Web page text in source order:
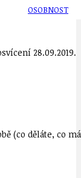
OSOBNOST
28.09.2019.
(co děláte, co